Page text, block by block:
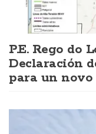
P.E. Rego do
Declaración
para un